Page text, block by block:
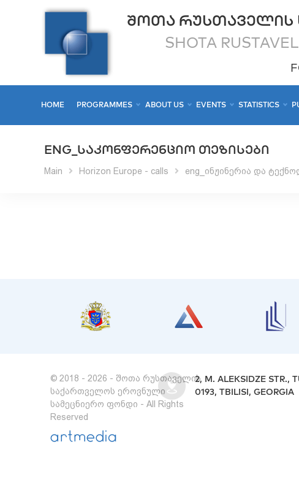
ᲨᲝᲗᲐ ᲠᲣᲡᲗᲐᲕᲔᲚᲘᲡ
SHOTA
HOME PROGRAMMES ABOUT US EVENTS STATISTICS
ENG_ᲡᲐᲙᲝᲜᲤᲔᲠᲔᲜᲪᲘᲝ ᲗᲔᲖᲘᲡᲔᲑᲘ
Main Horizon Europe - calls eng_ინჟინერია და
© 2018 - 2026 - შოთა რუსთაველის
საქართველოს ეროვნული
სამეცნიერო ფონდი - All Rights
Reserved
2, M. ALEKSIDZE STR.,
0193, TBILISI, GEORGIA